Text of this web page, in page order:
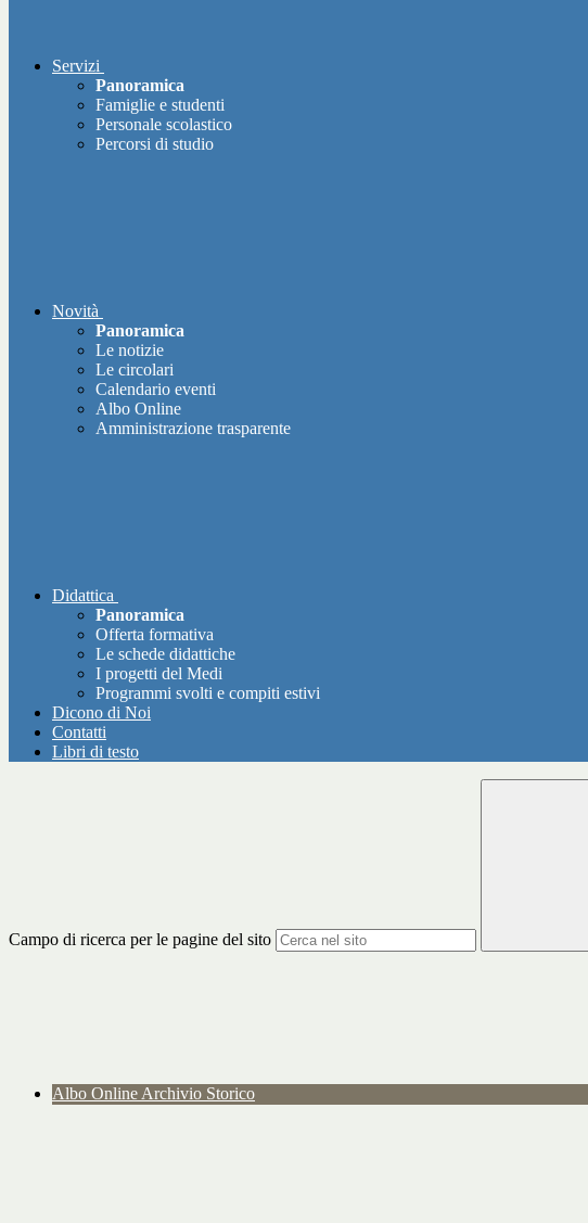
Servizi
Panoramica
Famiglie e studenti
Personale scolastico
Percorsi di studio
Novità
Panoramica
Le notizie
Le circolari
Calendario eventi
Albo Online
Amministrazione trasparente
Didattica
Panoramica
Offerta formativa
Le schede didattiche
I progetti del Medi
Programmi svolti e compiti estivi
Dicono di Noi
Contatti
Libri di testo
Campo di ricerca per le pagine del sito
Albo Online Archivio Storico